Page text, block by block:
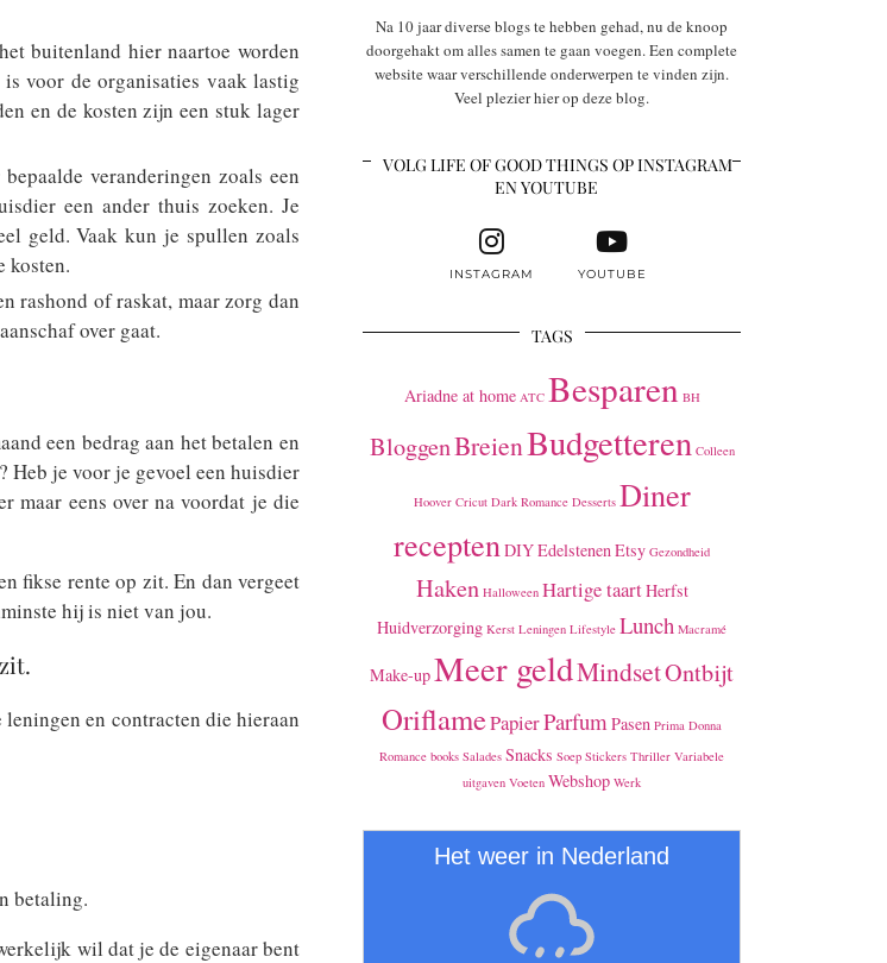
buitenland hier naartoe worden
voor de organisaties vaak lastig
en de kosten zijn een stuk lager
veranderingen zoals een
een ander thuis zoeken. Je
geld. Vaak kun je spullen zoals
kosten.
of raskat, maar zorg dan
over gaat.
een bedrag aan het betalen en
Heb je voor je gevoel een huisdier
maar eens over na voordat je die
fikse rente op zit. En dan vergeet
hij is niet van jou.
en contracten die hieraan
betaling.
wil dat je de eigenaar bent
Na 10 jaar diverse blogs te hebben gehad, nu de knoop
doorgehakt om alles samen te gaan voegen. Een complete
website waar verschillende onderwerpen te vinden zijn.
Veel plezier hier op deze blog.
VOLG LIFE OF GOOD THINGS OP INSTAGRAM
EN YOUTUBE
INSTAGRAM YOUTUBE
TAGS
Ariadne at home ATC Besparen BH
BloggenBreienBudgetteren Colleen
Hoover Cricut Dark Romance Desserts Diner
receptenDIYEdelstenenEtsy Gezondheid
Haken Halloween Hartige taartHerfst
Huidverzorging Kerst Leningen Lifestyle Lunch Macramé
Make-upMeer geldMindsetOntbijt
OriflamePapierParfumPasen Prima Donna
Romance books Salades Snacks Soep Stickers Thriller Variabele
uitgaven Voeten Webshop Werk
Het weer in Nederland